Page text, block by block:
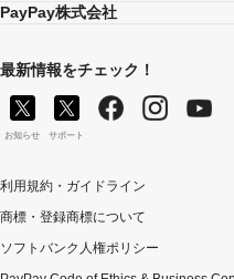
PayPay株式会社
最新情報をチェック！
お知らせ サポート
利用規約・ガイドライン
商標・登録商標について
ソフトバンク人権ポリシー